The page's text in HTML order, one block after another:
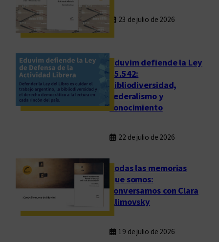
23 de julio de 2026
Eduvim defiende la Ley
25.542:
bibliodiversidad,
federalismo y
conocimiento
22 de julio de 2026
Todas las memorias
que somos:
conversamos con Clara
Klimovsky
19 de julio de 2026